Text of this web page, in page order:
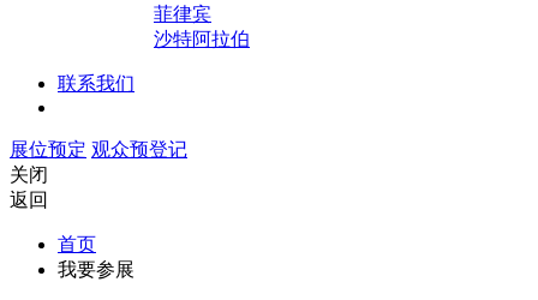
菲律宾
沙特阿拉伯
联系我们
展位预定 观众预登记
关闭
返回
首页
我要参展